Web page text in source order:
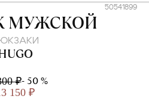
50541899
МУЖСКОЙ
₽- 50 %
150 ₽